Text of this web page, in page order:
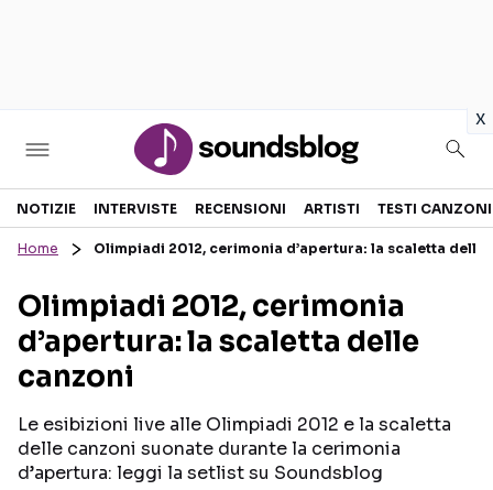
x
Sezioni
RECENSIONI MUSICALI
INTERVISTE
GOSSIP E CURIOSITÀ
TESTI CANZONI
TOUR ED EVENTI
NOTIZIE INTERVISTE RECENSIONI ARTISTI TESTI CANZONI
Home Olimpiadi 2012, cerimonia d’apertura: la scaletta delle
Olimpiadi 2012, cerimonia
d’apertura: la scaletta delle
canzoni
Le esibizioni live alle Olimpiadi 2012 e la scaletta
delle canzoni suonate durante la cerimonia
d’apertura: leggi la setlist su Soundsblog